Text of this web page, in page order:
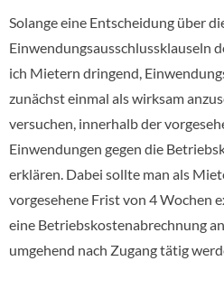
Solange eine Entscheidung über
Einwendungsausschlussklauseln
ich Mietern dringend,
zunächst einmal als wirksam
versuchen, innerhalb der
Einwendungen gegen die
erklären. Dabei sollte man als
vorgesehene Frist von 4 Wochen
eine Betriebskostenabrechnung
umgehend nach Zugang tätig